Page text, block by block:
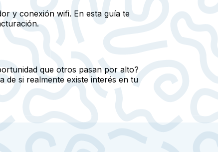
y conexión wifi. En esta guía te
que otros pasan por alto?
de si realmente existe interés en tu